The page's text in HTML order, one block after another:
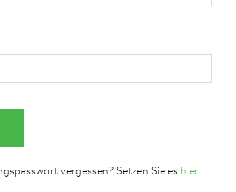
vergessen? Setzen Sie es hier